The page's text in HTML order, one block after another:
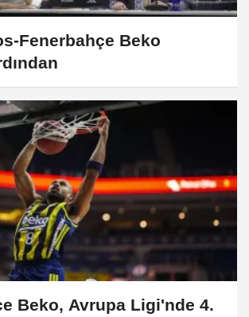
Fenerbahçe Beko
Beko, Avrupa Ligi'nde 4.